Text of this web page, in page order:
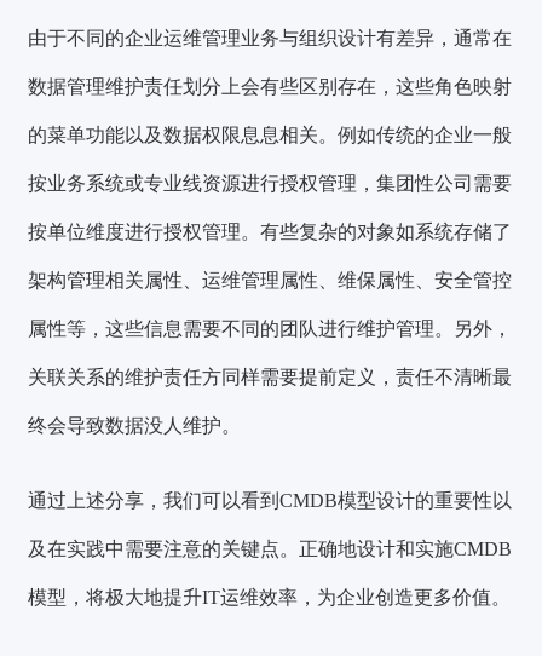
由于不同的企业运维管理业务与组织设计有差异，通常在
数据管理维护责任划分上会有些区别存在，这些角色映射
的菜单功能以及数据权限息息相关。例如传统的企业一般
按业务系统或专业线资源进行授权管理，集团性公司需要
按单位维度进行授权管理。有些复杂的对象如系统存储了
架构管理相关属性、运维管理属性、维保属性、安全管控
属性等，这些信息需要不同的团队进行维护管理。另外，
关联关系的维护责任方同样需要提前定义，责任不清晰最
终会导致数据没人维护。
通过上述分享，我们可以看到CMDB模型设计的重要性以
及在实践中需要注意的关键点。正确地设计和实施CMDB
模型，将极大地提升IT运维效率，为企业创造更多价值。